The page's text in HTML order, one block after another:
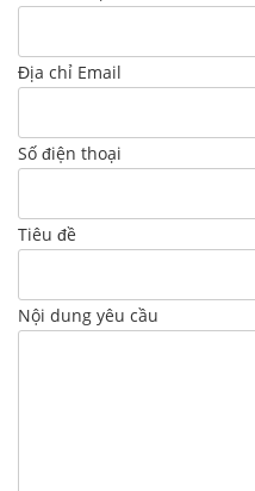
Địa chỉ Email
Số điện thoại
Tiêu đề
Nội dung yêu cầu